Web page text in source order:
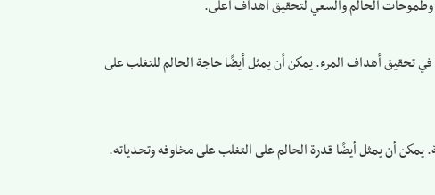
وطموحات الحالم والسعي لتحقيق أهداف أعلى.
تحقيق أهداف المرء. يمكن أن يمثل أيضًا حاجة الحالم للتغلب على
يمكن أن يمثل أيضًا قدرة الحالم على التغلب على مخاوفه وتحدياته.